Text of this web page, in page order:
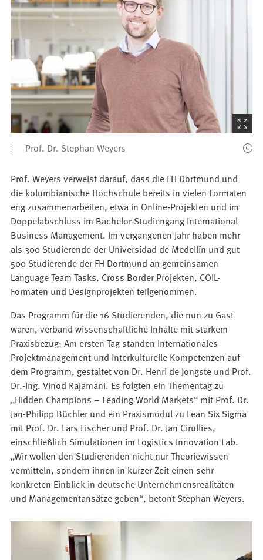
(Startet
den
Prof. Dr. Stephan Weyers
Prof. Weyers verweist darauf, dass die FH Dortmund und
die kolumbianische Hochschule bereits in vielen Formaten
eng zusammenarbeiten, etwa in Online-Projekten und im
Doppelabschluss im Bachelor-Studiengang International
Business Management. Im vergangenen Jahr haben mehr
als 300 Studierende der Universidad de Medellín und gut
500 Studierende der FH Dortmund an gemeinsamen
Language Team Tasks, Cross Border Projekten, COIL-
Formaten und Designprojekten teilgenommen.
Das Programm für die 16 Studierenden, die nun zu Gast
waren, verband wissenschaftliche Inhalte mit starkem
Praxisbezug: Am ersten Tag standen Internationales
Projektmanagement und interkulturelle Kompetenzen auf
dem Programm, gestaltet von Dr. Henri de Jongste und Prof.
Dr.-Ing. Vinod Rajamani. Es folgten ein Thementag zu
„Hidden Champions – Leading World Markets“ mit Prof. Dr.
Jan-Philipp Büchler und ein Praxismodul zu Lean Six Sigma
mit Prof. Dr. Lars Fischer und Prof. Dr. Jan Cirullies,
einschließlich Simulationen im Logistics Innovation Lab.
„Wir wollen den Studierenden nicht nur Theoriewissen
vermitteln, sondern ihnen in kurzer Zeit einen sehr
konkreten Einblick in deutsche Unternehmensrealitäten
und Managementansätze geben“, betont Stephan Weyers.